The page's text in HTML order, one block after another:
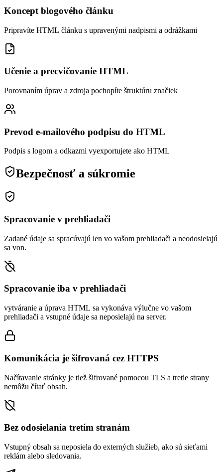
Koncept blogového článku
Pripravíte HTML článku s upravenými nadpismi a odrážkami
Učenie a precvičovanie HTML
Porovnaním úprav a zdroja pochopíte štruktúru značiek
Prevod e-mailového podpisu do HTML
Podpis s logom a odkazmi vyexportujete ako HTML
Bezpečnosť a súkromie
Spracovanie v prehliadači
Zadané údaje sa spracúvajú len vo vašom prehliadači a neodosielajú
sa von.
Spracovanie iba v prehliadači
vytváranie a úprava HTML sa vykonáva výlučne vo vašom
prehliadači a vstupné údaje sa neposielajú na server.
Komunikácia je šifrovaná cez HTTPS
Načítavanie stránky je tiež šifrované pomocou TLS a tretie strany
nemôžu čítať obsah.
Bez odosielania tretím stranám
Vstupný obsah sa neposiela do externých služieb, ako sú sieťami
reklám alebo sledovania.